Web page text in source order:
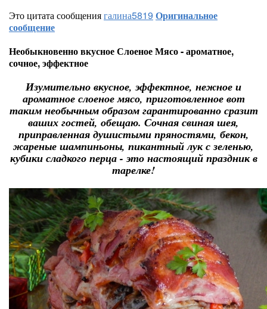
Это цитата сообщениягалина5819 Оригинальное
сообщение
Необыкновенно вкусное Слоеное Мясо - ароматное,
сочное, эффектное
Изумительно вкусное, эффектное, нежное и
ароматное слоеное мясо, приготовленное вот
таким необычным образом гарантированно сразит
ваших гостей, обещаю. Сочная свиная шея,
приправленная душистыми пряностями, бекон,
жареные шампиньоны, пикантный лук с зеленью,
кубики сладкого перца - это настоящий праздник в
тарелке!